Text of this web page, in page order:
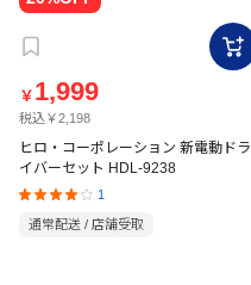
￥ 1,999
税込￥2,198
ヒロ・コーポレーション 新電動ドラ
イバーセット HDL-9238
1
通常配送 / 店舗受取